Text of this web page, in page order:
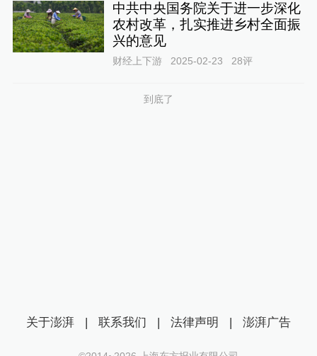
中共中央国务院关于进一步深化
农村改革，扎实推进乡村全面振
兴的意见
财经上下游 2025-02-23 28评
到底了
关于澎湃 | 联系我们 | 法律声明 | 澎湃广告